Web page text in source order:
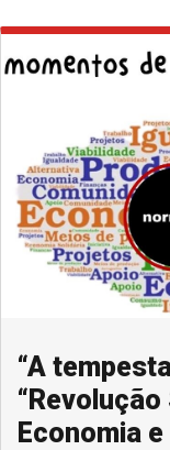
“A
Economia